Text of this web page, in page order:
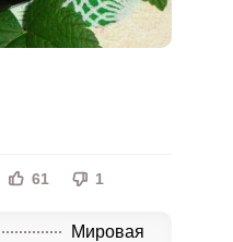
61 1
Мировая